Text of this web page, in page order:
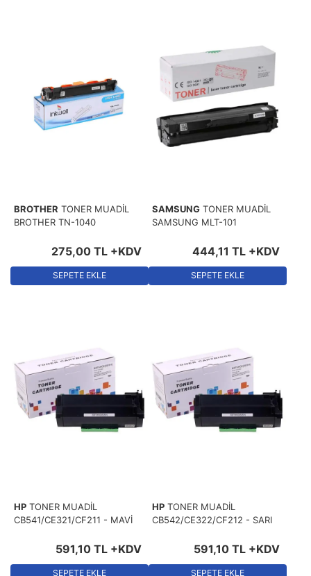
BROTHER TONER MUADİL
BROTHER TN-1040
275,00 TL +KDV
SEPETE EKLE
SAMSUNG TONER MUADİL
SAMSUNG MLT-101
444,11 TL +KDV
SEPETE EKLE
HP TONER MUADİL
CB541/CE321/CF211 - MAVİ
591,10 TL +KDV
SEPETE EKLE
HP TONER MUADİL
CB542/CE322/CF212 - SARI
591,10 TL +KDV
SEPETE EKLE